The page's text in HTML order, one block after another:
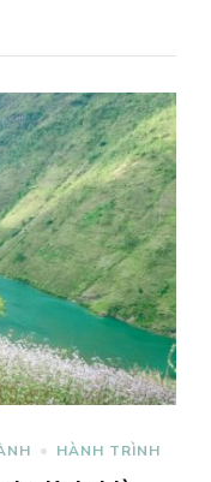
HÀNH TRÌNH